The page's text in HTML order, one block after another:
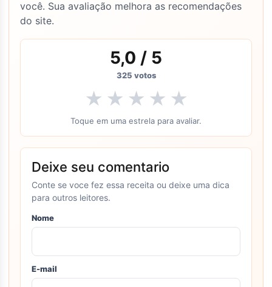
você. Sua avaliação melhora as recomendações
do site.
5,0 / 5
325 votos
★ ★ ★ ★ ★
Toque em uma estrela para avaliar.
Deixe seu comentario
Conte se voce fez essa receita ou deixe uma dica
para outros leitores.
Nome
E-mail